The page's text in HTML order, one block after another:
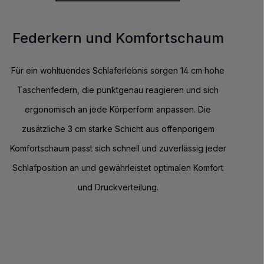
Federkern und Komfortschaum
Für ein wohltuendes Schlaferlebnis sorgen 14 cm hohe
Taschenfedern, die punktgenau reagieren und sich
ergonomisch an jede Körperform anpassen. Die
zusätzliche 3 cm starke Schicht aus offenporigem
Komfortschaum passt sich schnell und zuverlässig jeder
Schlafposition an und gewährleistet optimalen Komfort
und Druckverteilung.